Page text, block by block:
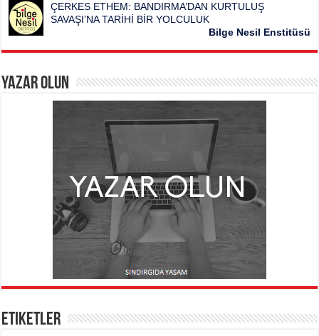
ÇERKES ETHEM: BANDIRMA’DAN KURTULUŞ
SAVAŞI’NA TARİHİ BİR YOLCULUK
Bilge Nesil Enstitüsü
Yazar Olun
Etiketler